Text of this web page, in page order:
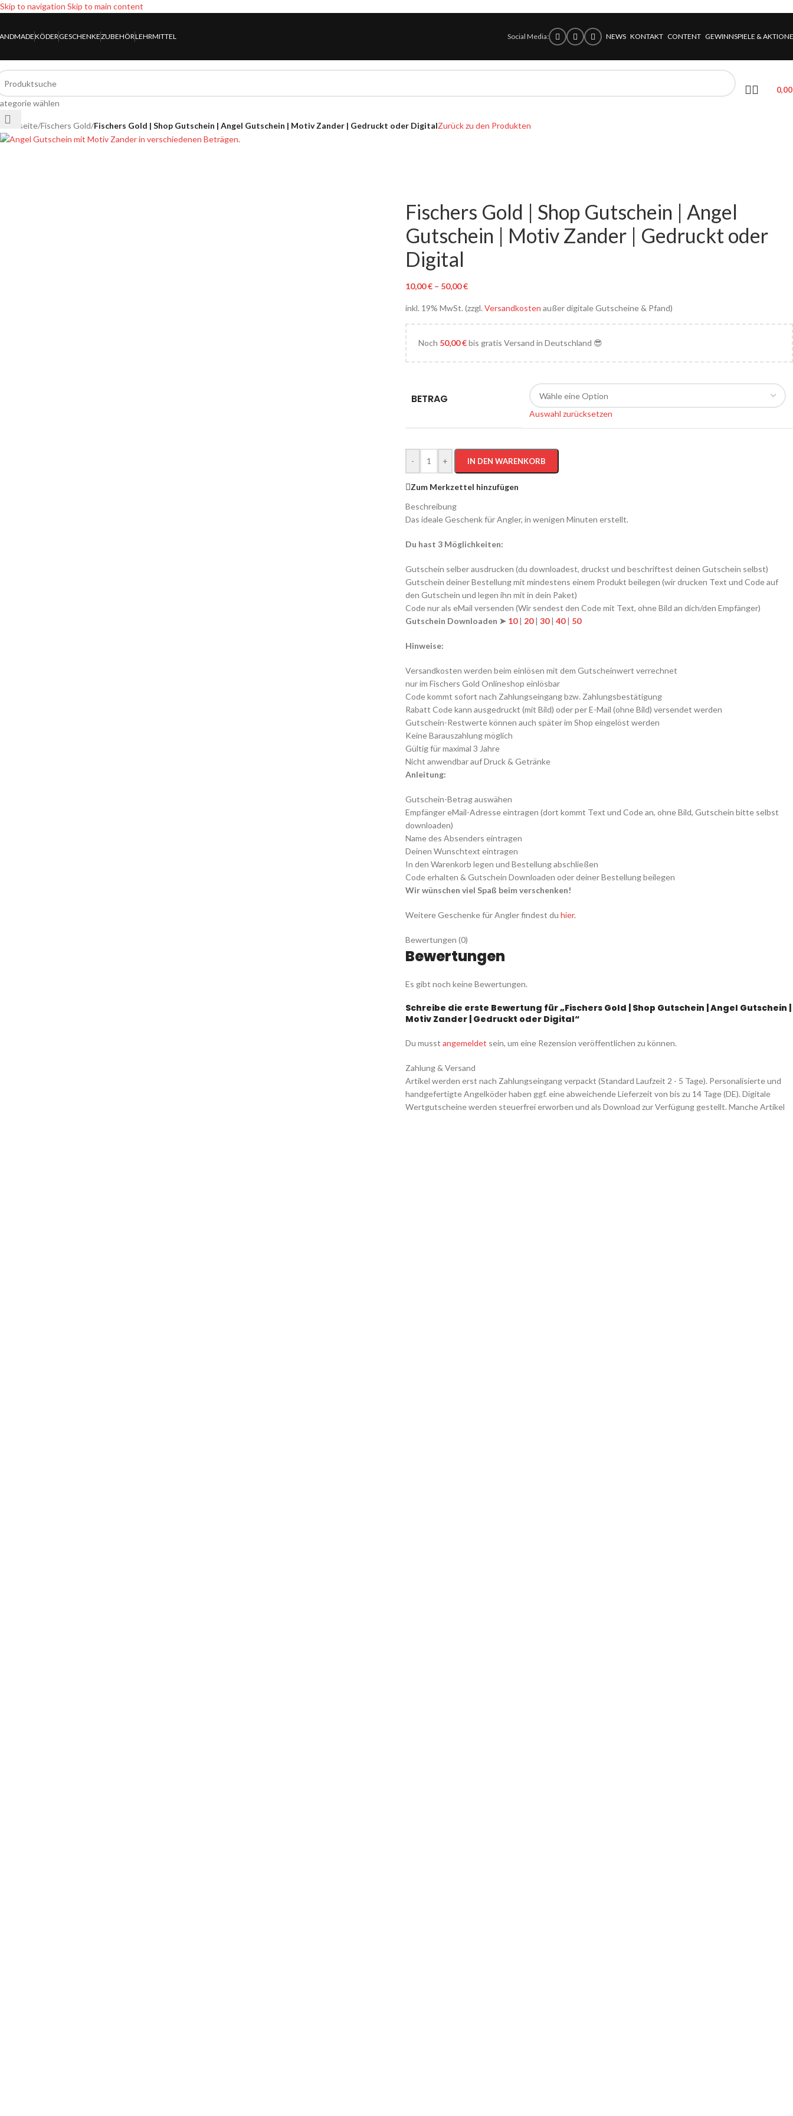
Skip to navigation Skip to main content
KÖDERGESCHENKEZUBEHÖRLEHRMITTEL Social Media: NEWS KONTAKT CONTENT GEWINNSPIELE &
wählen
Startseite/Fischers Gold/Fischers Gold | Shop Gutschein | Angel Gutschein | Motiv Zander | Gedruckt oder DigitalZurück zu den Produkten
Fischers Gold | Shop Gutschein | Angel
Gutschein | Motiv Zander | Gedruckt oder
Digital
10,00€ – 50,00€
inkl. 19% MwSt. (zzgl. Versandkosten außer digitale Gutscheine & Pfand)
Noch 50,00€bis gratis Versand in Deutschland 😎
BETRAG
Auswahl zurücksetzen
- + IN DEN WARENKORB
Zum Merkzettel hinzufügen
Beschreibung
Das ideale Geschenk für Angler, in wenigen Minuten erstellt.
Du hast 3 Möglichkeiten:
Gutschein selber ausdrucken (du downloadest, druckst und beschriftest deinen Gutschein selbst)
Gutschein deiner Bestellung mit mindestens einem Produkt beilegen (wir drucken Text und Code auf
den Gutschein und legen ihn mit in dein Paket)
Code nur als eMail versenden (Wir sendest den Code mit Text, ohne Bild an dich/den Empfänger)
Gutschein Downloaden ➤ 10| 20| 30| 40| 50
Hinweise:
Versandkosten werden beim einlösen mit dem Gutscheinwert verrechnet
nur im Fischers Gold Onlineshop einlösbar
Code kommt sofort nach Zahlungseingang bzw. Zahlungsbestätigung
Rabatt Code kann ausgedruckt (mit Bild) oder per E-Mail (ohne Bild) versendet werden
Gutschein-Restwerte können auch später im Shop eingelöst werden
Keine Barauszahlung möglich
Gültig für maximal 3 Jahre
Nicht anwendbar auf Druck & Getränke
Anleitung:
Gutschein-Betrag auswähen
Empfänger eMail-Adresse eintragen (dort kommt Text und Code an, ohne Bild, Gutschein bitte selbst
downloaden)
Name des Absenders eintragen
Deinen Wunschtext eintragen
In den Warenkorb legen und Bestellung abschließen
Code erhalten & Gutschein Downloaden oder deiner Bestellung beilegen
Wir wünschen viel Spaß beim verschenken!
Weitere Geschenke für Angler findest du hier.
Bewertungen (0)
Bewertungen
Es gibt noch keine Bewertungen.
Schreibe die erste Bewertung für „Fischers Gold | Shop Gutschein | Angel Gutschein |
Motiv Zander | Gedruckt oder Digital“
Du musst angemeldet sein, um eine Rezension veröffentlichen zu können.
Zahlung & Versand
Artikel werden erst nach Zahlungseingang verpackt (Standard Laufzeit 2 - 5 Tage). Personalisierte und
handgefertigte Angelköder haben ggf. eine abweichende Lieferzeit von bis zu 14 Tage (DE). Digitale
Wertgutscheine werden steuerfrei erworben und als Download zur Verfügung gestellt. Manche Artikel